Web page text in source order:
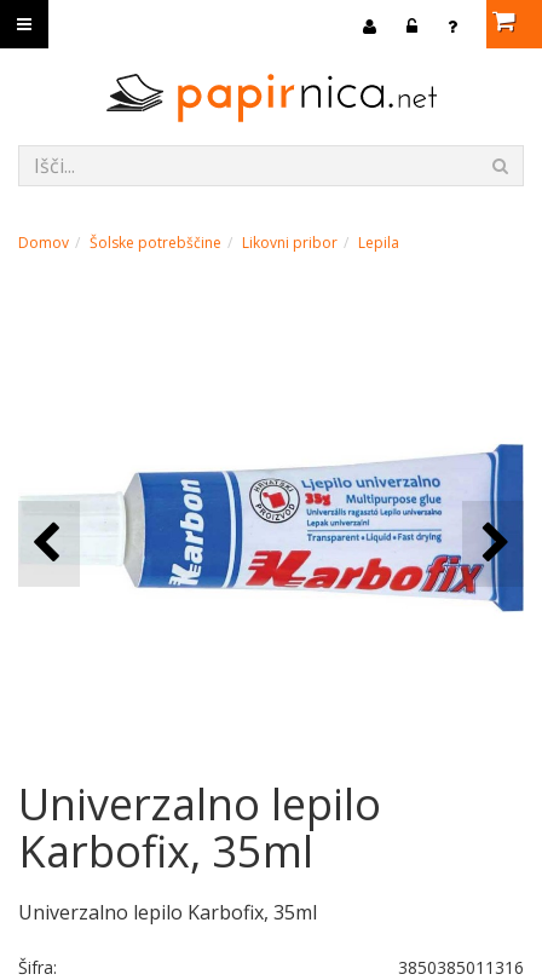
Domov Šolske potrebščine Likovni pribor Lepila
Univerzalno lepilo
Karbofix, 35ml
Univerzalno lepilo Karbofix, 35ml
Šifra:
3850385011316